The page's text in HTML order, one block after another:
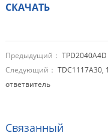
СКАЧАТЬ
Предыдущий：
Следующий： TDC1117A30,
ответвитель
Связанный